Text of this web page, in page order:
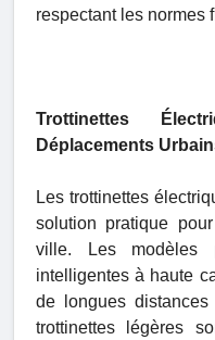
respectant les normes
Trottinettes
Déplacements
Les trottinettes
solution pratique
ville. Les modèles
intelligentes à haute
de longues
trottinettes légères